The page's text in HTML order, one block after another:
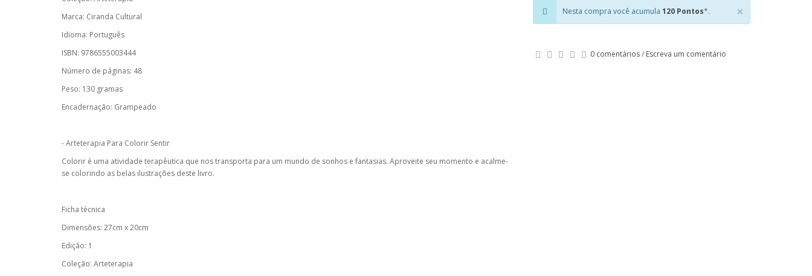
Marca: Ciranda Cultural
Idioma: Português
ISBN: 9786555003444
Número de páginas: 48
Peso: 130 gramas
Encadernação: Grampeado
- Arteterapia Para Colorir Sentir
Colorir é uma atividade terapêutica que nos transporta para um mundo de sonhos e fantasias. Aproveite seu momento e acalme-
se colorindo as belas ilustrações deste livro.
Ficha técnica
Dimensões: 27cm x 20cm
Edição: 1
Coleção: Arteterapia
×
Nesta compra você acumula 120 Pontos*.
0 comentários/ Escreva um comentário